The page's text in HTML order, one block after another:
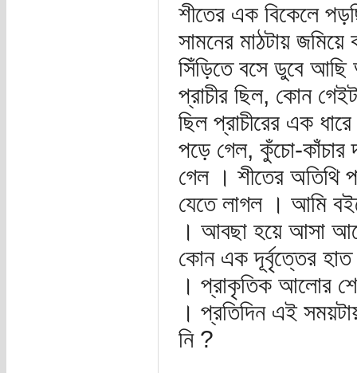
শীতের এক বিকেলে
সামনের মাঠটায় জমিয়ে
সিঁড়িতে বসে ডুবে আছি
প্রাচীর ছিল, কোন
ছিল প্রাচীরের এক
পড়ে গেল, কুঁচো-কাঁচার
গেল । শীতের অতিথি
যেতে লাগল । আমি
। আবছা হয়ে আসা
কোন এক দূর্বৃত্তের হাত
। প্রাকৃতিক আলোর
। প্রতিদিন এই
নি ?